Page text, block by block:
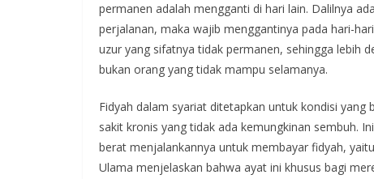
permanen adalah mengganti di hari lain. Dalilnya
perjalanan, maka wajib menggantinya pada hari-
uzur yang sifatnya tidak permanen, sehingga lebih
bukan orang yang tidak mampu selamanya.
Fidyah dalam syariat ditetapkan untuk kondisi
sakit kronis yang tidak ada kemungkinan sembuh.
berat menjalankannya untuk membayar fidyah,
Ulama menjelaskan bahwa ayat ini khusus bagi